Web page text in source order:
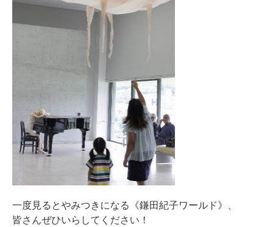
一度見るとやみつきになる《鎌田紀子ワールド》、
皆さんぜひいらしてください！